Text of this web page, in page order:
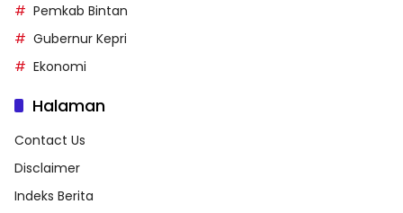
Pemkab Bintan
Gubernur Kepri
Ekonomi
Halaman
Contact Us
Disclaimer
Indeks Berita